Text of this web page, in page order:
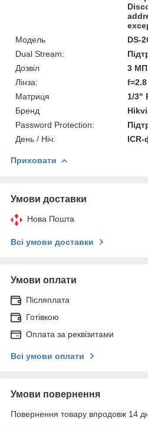
Модель
DS-
Dual Stream:
Дозвіл
3
Лінза:
Матриця
1/3"
Бренд
Password Protection:
День / Ніч:
ICR-
Приховати
Умови доставки
Нова Пошта
Всі умови доставки
Умови оплати
Післяплата
Готівкою
Оплата за реквізитами
Всі умови оплати
Умови повернення
Повернення товару впродовж 14